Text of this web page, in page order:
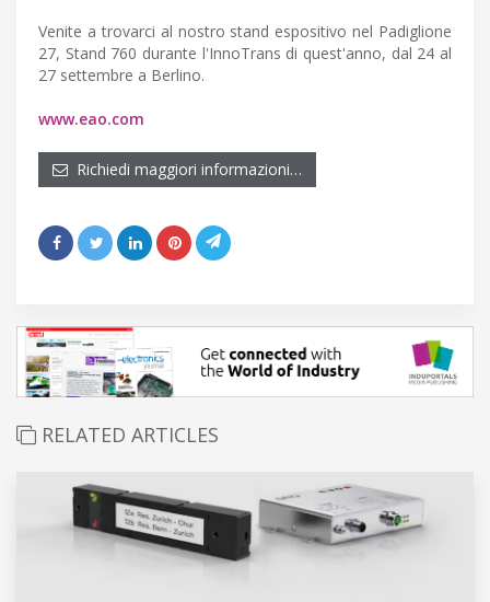
Venite a trovarci al nostro stand espositivo nel Padiglione
27, Stand 760 durante l'InnoTrans di quest'anno, dal 24 al
27 settembre a Berlino.
www.eao.com
Richiedi maggiori informazioni…
RELATED ARTICLES